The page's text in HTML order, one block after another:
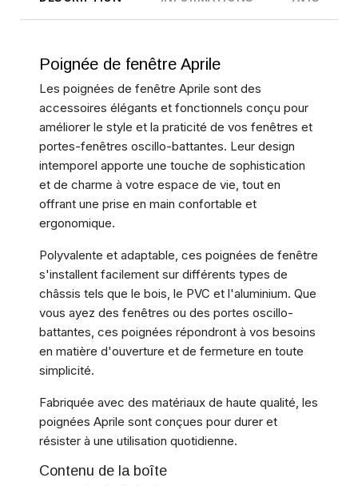
Poignée de fenêtre Aprile
Les poignées de fenêtre Aprile sont des
accessoires élégants et fonctionnels conçu pour
améliorer le style et la praticité de vos fenêtres et
portes-fenêtres oscillo-battantes. Leur design
intemporel apporte une touche de sophistication
et de charme à votre espace de vie, tout en
offrant une prise en main confortable et
ergonomique.
Polyvalente et adaptable, ces poignées de fenêtre
s'installent facilement sur différents types de
châssis tels que le bois, le PVC et l'aluminium. Que
vous ayez des fenêtres ou des portes oscillo-
battantes, ces poignées répondront à vos besoins
en matière d'ouverture et de fermeture en toute
simplicité.
Fabriquée avec des matériaux de haute qualité, les
poignées Aprile sont conçues pour durer et
résister à une utilisation quotidienne.
Contenu de la boîte